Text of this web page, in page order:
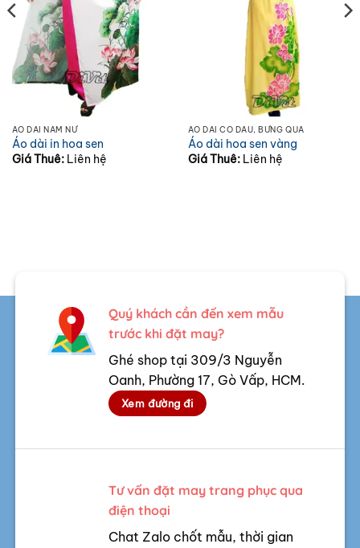
ÁO DÀI NAM NỮ
Áo dài in hoa sen
Giá Thuê: Liên hệ
ÁO DÀI CÔ DÂU, BƯNG QUẢ
Áo dài hoa sen vàng
Giá Thuê: Liên hệ
Quý khách cần đến xem mẫu
trước khi đặt may?
Ghé shop tại 309/3 Nguyễn
Oanh, Phường 17, Gò Vấp, HCM.
Xem đường đi
Tư vấn đặt may trang phục qua
điện thoại
Chat Zalo chốt mẫu, thời gian